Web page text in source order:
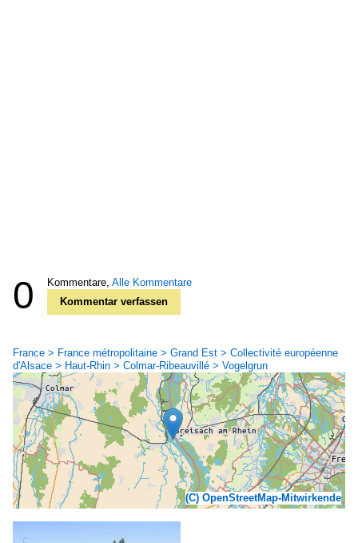
0 Kommentare, Alle Kommentare
Kommentar verfassen
France > France métropolitaine > Grand Est > Collectivité européenne
d'Alsace > Haut-Rhin > Colmar-Ribeauvillé > Vogelgrun
(C) OpenStreetMap-Mitwirkende